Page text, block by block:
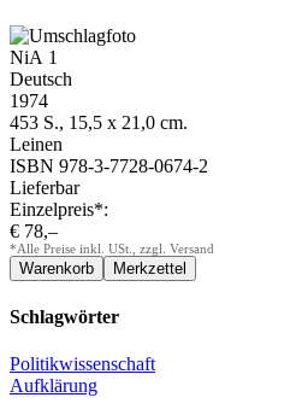
NiA 1
Deutsch
1974
453 S., 15,5 x 21,0 cm.
Leinen
ISBN 978-3-7728-0674-2
Lieferbar
Einzelpreis*:
€ 78,–
*Alle Preise inkl. USt., zzgl. Versand
Schlagwörter
Politikwissenschaft
Aufklärung